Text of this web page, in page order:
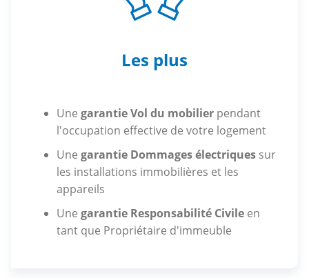
Les plus
Une garantie Vol du mobilier pendant
l'occupation effective de votre logement
Une garantie Dommages électriquessur
les installations immobilières et les
appareils
Une garantie Responsabilité Civileen
tant que Propriétaire d'immeuble